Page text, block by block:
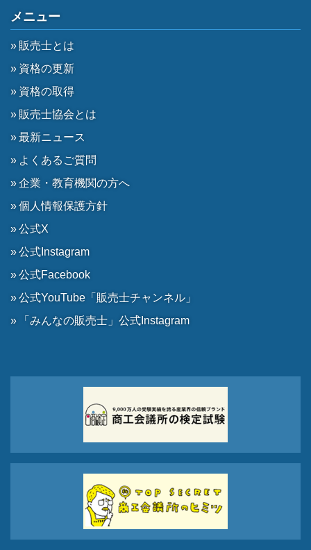
メニュー
販売士とは
資格の更新
資格の取得
販売士協会とは
最新ニュース
よくあるご質問
企業・教育機関の方へ
個人情報保護方針
公式X
公式Instagram
公式Facebook
公式YouTube「販売士チャンネル」
「みんなの販売士」公式Instagram